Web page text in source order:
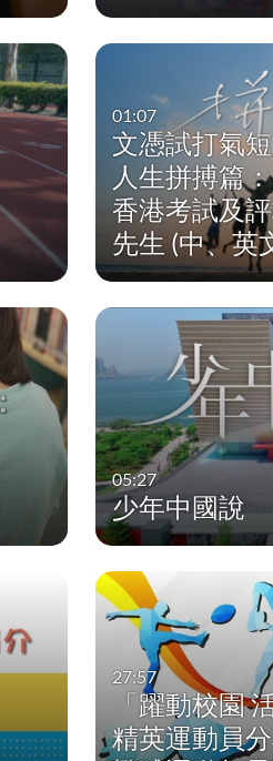
01:07
文憑試打氣
人生拼搏篇：
香港考試及
先生 (中、英
05:27
少年中國說
27:57
「躍動校園
精英運動員